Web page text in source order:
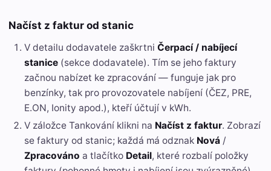
Načíst z faktur od stanic
V detailu dodavatele zaškrtni Čerpací / nabíjecí
stanice (sekce dodavatele). Tím se jeho faktury
začnou nabízet ke zpracování — funguje jak pro
benzínky, tak pro provozovatele nabíjení (ČEZ, PRE,
E.ON, Ionity apod.), kteří účtují v kWh.
V záložce Tankování klikni na Načíst z faktur. Zobrazí
se faktury od stanic; každá má odznak Nová /
Zpracováno a tlačítko Detail, které rozbalí položky